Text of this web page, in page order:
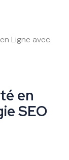
Ligne avec
en
SEO